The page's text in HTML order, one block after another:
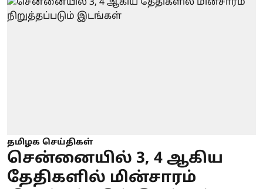
தமிழக செய்திகள்
சென்னையில் 3, 4 ஆகிய
தேதிகளில் மின்சாரம்